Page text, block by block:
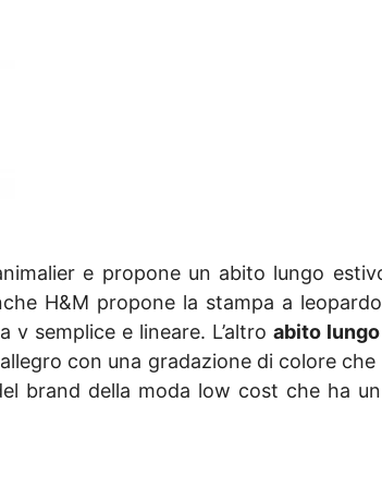
e propone un abito lungo
H&M propone la stampa a
semplice e lineare. L’altro abito lungo
con una gradazione di colore che
brand della moda low cost che ha